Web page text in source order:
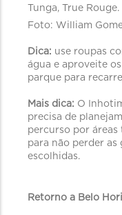
Tunga, True Rouge.
Foto: William
Dica: use roupas
água e aproveite
parque para
Mais dica: O
precisa de
percurso por áreas
para não perder as
escolhidas.
Retorno a Belo